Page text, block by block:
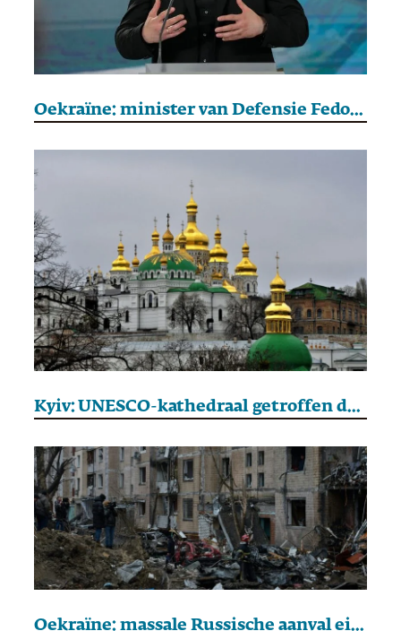
Oekraïne: minister van Defensie Fedorov kondigt ontslag aan
Kyiv: UNESCO-kathedraal getroffen door Russische luchtaanvallen
Oekraïne: massale Russische aanval eist minstens drieëntwintig mensenlevens